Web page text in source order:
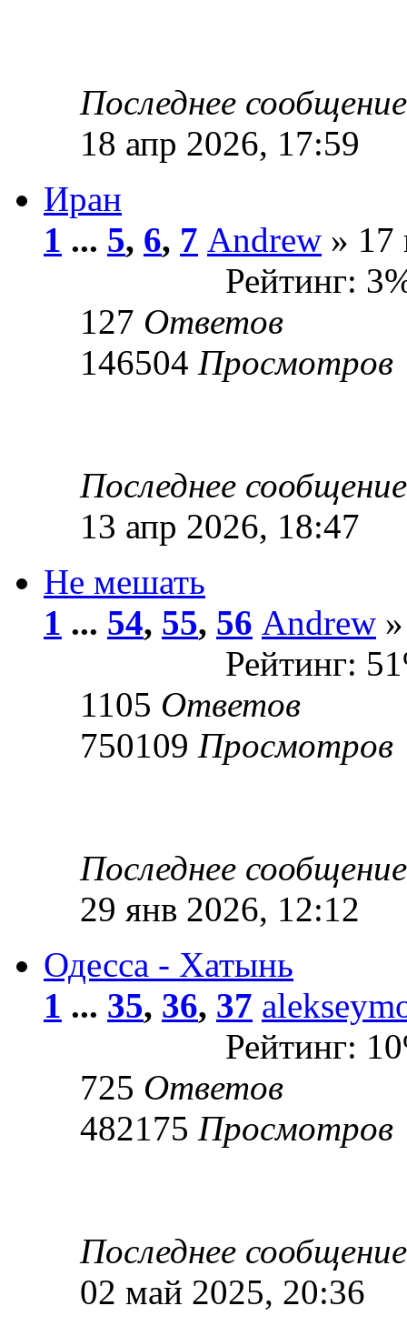
Последнее
18 апр 2026, 17:59
Иран
1 ... 5, 6, 7 Andrew » 17
Рейтинг:
127 Ответов
146504 Просмотров
Последнее
13 апр 2026, 18:47
Не мешать
1 ... 54, 55, 56 Andrew
Рейтинг:
1105 Ответов
750109 Просмотров
Последнее
29 янв 2026, 12:12
Одесса - Хатынь
1 ... 35, 36, 37
Рейтинг:
725 Ответов
482175 Просмотров
Последнее
02 май 2025, 20:36